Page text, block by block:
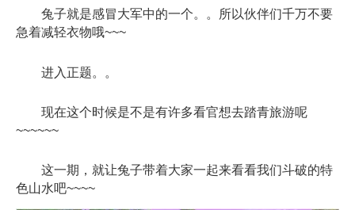
兔子就是感冒大军中的一个。。所以伙伴们千万不要
急着减轻衣物哦~~~
进入正题。。
现在这个时候是不是有许多看官想去踏青旅游呢
~~~~~~
这一期，就让兔子带着大家一起来看看我们斗破的特
色山水吧~~~~